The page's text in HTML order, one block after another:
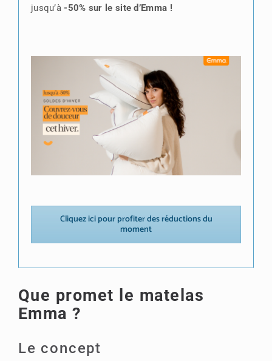
jusqu’à-50% sur le site d’Emma !
Cliquez ici pour profiter des réductions du
moment
Que promet le matelas
Emma ?
Le concept